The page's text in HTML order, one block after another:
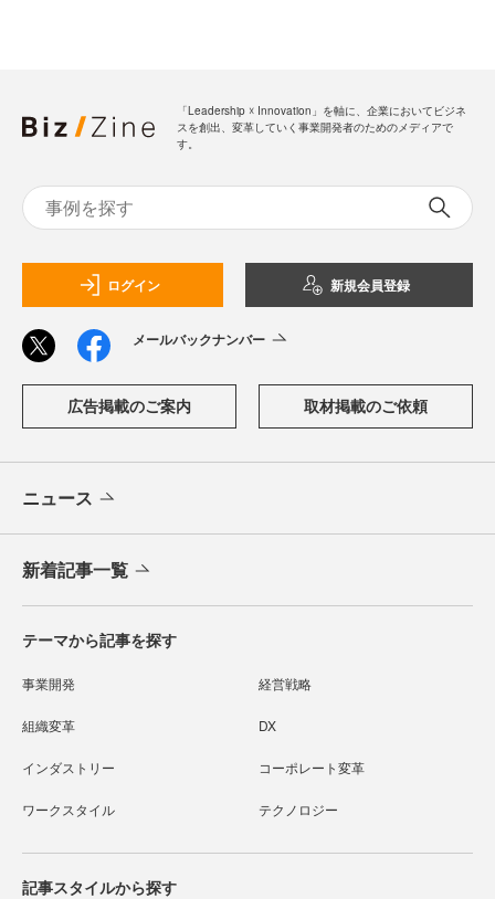
「Leadership ☓ Innovation」を軸に、企業においてビジネ
スを創出、変革していく事業開発者のためのメディアで
す。
ログイン 新規会員登録
メールバックナンバー
広告掲載のご案内 取材掲載のご依頼
ニュース
新着記事一覧
テーマから記事を探す
事業開発 経営戦略
組織変革 DX
インダストリー コーポレート変革
ワークスタイル テクノロジー
記事スタイルから探す